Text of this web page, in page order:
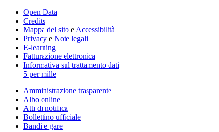
Open Data
Credits
Mappa del sito e Accessibilità
Privacy e Note legali
E-learning
Fatturazione elettronica
Informativa sul trattamento dati
5 per mille
Amministrazione trasparente
Albo online
Atti di notifica
Bollettino ufficiale
Bandi e gare